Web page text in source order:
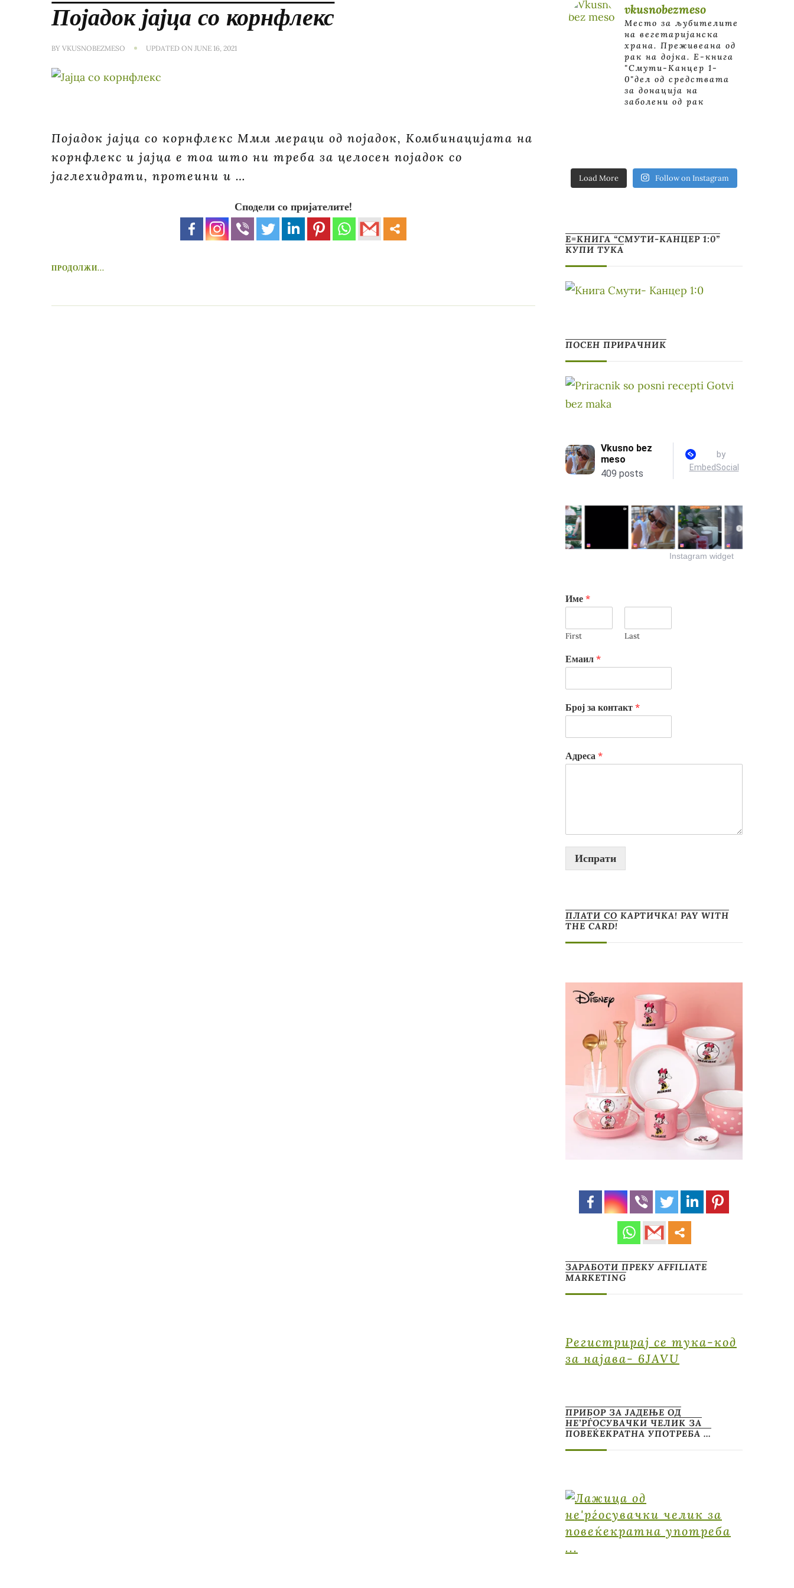
Појадок јајца со корнфлекс
BYVKUSNOBEZMESO UPDATED ON JUNE 16, 2021
Појадок јајца со корнфлекс Ммм мераци од појадок, Комбинацијата на
корнфлекс и јајца е тоа што ни треба за целосен појадок со
јаглехидрати, протеини и …
Сподели со пријателите!
ПРОДОЛЖИ...
vkusnobezmeso
Место за љубителите
на вегетаријанска
храна. Преживеана од
рак на дојка. E-книга
"Смути-Канцер 1-
0"дел од средствата
за донација на
заболени од рак
Load More Follow on Instagram
Е=КНИГА “СМУТИ-КАНЦЕР 1:0”
КУПИ ТУКА
ПОСЕН ПРИРАЧНИК
Instagram widget
Име *
First Last
Емаил *
Број за контакт *
Адреса *
Испрати
ПЛАТИ СО КАРТИЧКА! PAY WITH
THE CARD!
ЗАРАБОТИ ПРЕКУ AFFILIATE
MARKETING
Регистрирај се тука-код
за најава- 6JAVU
ПРИБОР ЗА ЈАДЕЊЕ ОД
НЕ’РЃОСУВАЧКИ ЧЕЛИК ЗА
ПОВЕЌЕКРАТНА УПОТРЕБА …